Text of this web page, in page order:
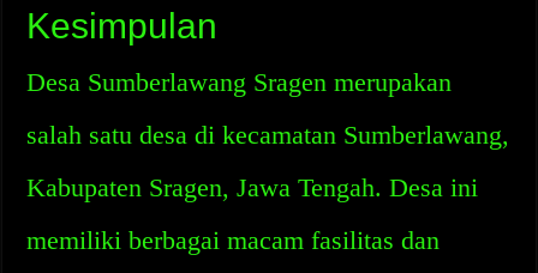
Kesimpulan
Desa Sumberlawang Sragen merupakan
salah satu desa di kecamatan Sumberlawang,
Kabupaten Sragen, Jawa Tengah. Desa ini
memiliki berbagai macam fasilitas dan